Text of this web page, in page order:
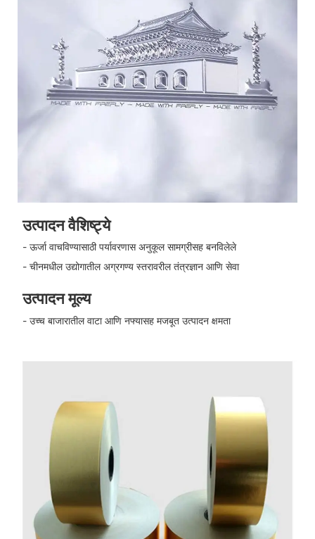
उत्पादन वैशिष्ट्ये
- ऊर्जा वाचविण्यासाठी पर्यावरणास अनुकूल सामग्रीसह बनविलेले
- चीनमधील उद्योगातील अग्रगण्य स्तरावरील तंत्रज्ञान आणि सेवा
उत्पादन मूल्य
- उच्च बाजारातील वाटा आणि नफ्यासह मजबूत उत्पादन क्षमता